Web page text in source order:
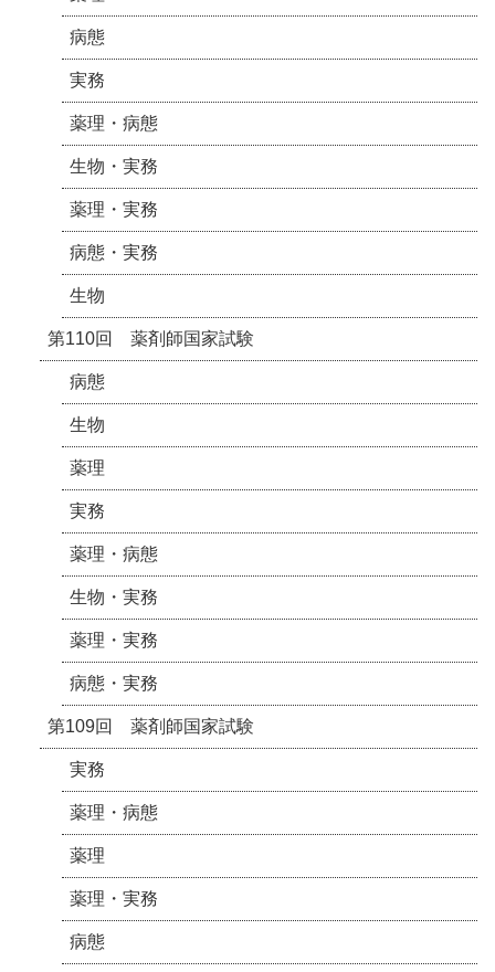
病態
実務
薬理・病態
生物・実務
薬理・実務
病態・実務
生物
第110回 薬剤師国家試験
病態
生物
薬理
実務
薬理・病態
生物・実務
薬理・実務
病態・実務
第109回 薬剤師国家試験
実務
薬理・病態
薬理
薬理・実務
病態